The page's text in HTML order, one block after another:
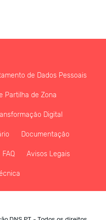
de Dados Pessoais
Partilha de Zona
Digital
Documentação
FAQ Avisos Legais